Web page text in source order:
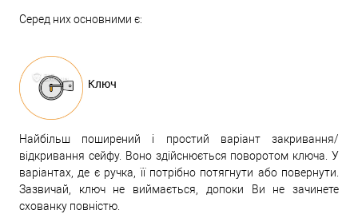
Серед них основними є:
Ключ
Найбільш поширений і простий варіант закривання/
відкривання сейфу. Воно здійснюється поворотом ключа. У
варіантах, де є ручка, її потрібно потягнути або повернути.
Зазвичай, ключ не виймається, допоки Ви не зачинете
схованку повністю.